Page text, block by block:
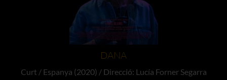
DANA
Curt / Espanya (2020) / Direcció: Lucía Forner Segarra